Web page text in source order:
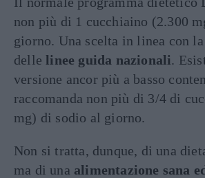
non più di 1 cucchiaino (2.300
giorno. Una scelta in linea con
delle linee guida nazionali.
versione ancor più a basso
raccomanda non più di 3/4 di
mg) di sodio al giorno.
Non si tratta, dunque, di una
ma di una alimentazione sana